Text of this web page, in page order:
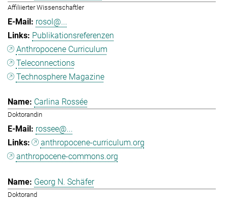
Affiliierter Wissenschaftler
rosol@...
Publikationsreferenzen
Anthropocene Curriculum
Teleconnections
Technosphere Magazine
Carlina Rossée
Doktorandin
rossee@...
anthropocene-curriculum.org
anthropocene-commons.org
Georg N. Schäfer
Doktorand